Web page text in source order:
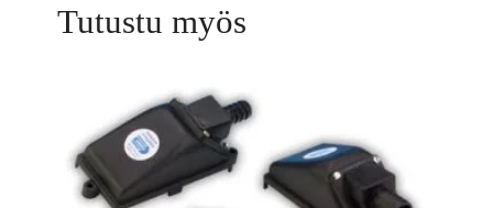
Tutustu myös